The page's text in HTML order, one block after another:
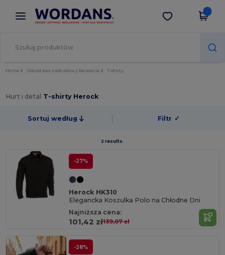
× Aplikacja Wordans
Lepsze ceny w aplikacji!
Pobierz app
Home Odzież bez nadruków | Akcesoria T-shirty
Hurt i detal T-shirty Herock
Sortuj według Filtr ✓
2 results.
-27%
Herock HK310
Elegancka Koszulka Polo na Chłodne Dni
Najniższa cena:
101,42 zł139,07 zł
-28%